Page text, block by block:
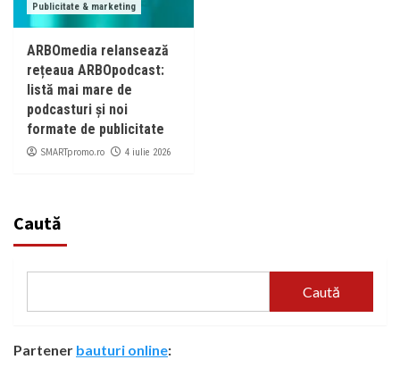
Publicitate & marketing
ARBOmedia relansează
rețeaua ARBOpodcast:
listă mai mare de
podcasturi și noi
formate de publicitate
SMARTpromo.ro 4 iulie 2026
Caută
Caută
Partener bauturi online: